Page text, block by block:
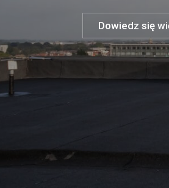
Dowiedz się